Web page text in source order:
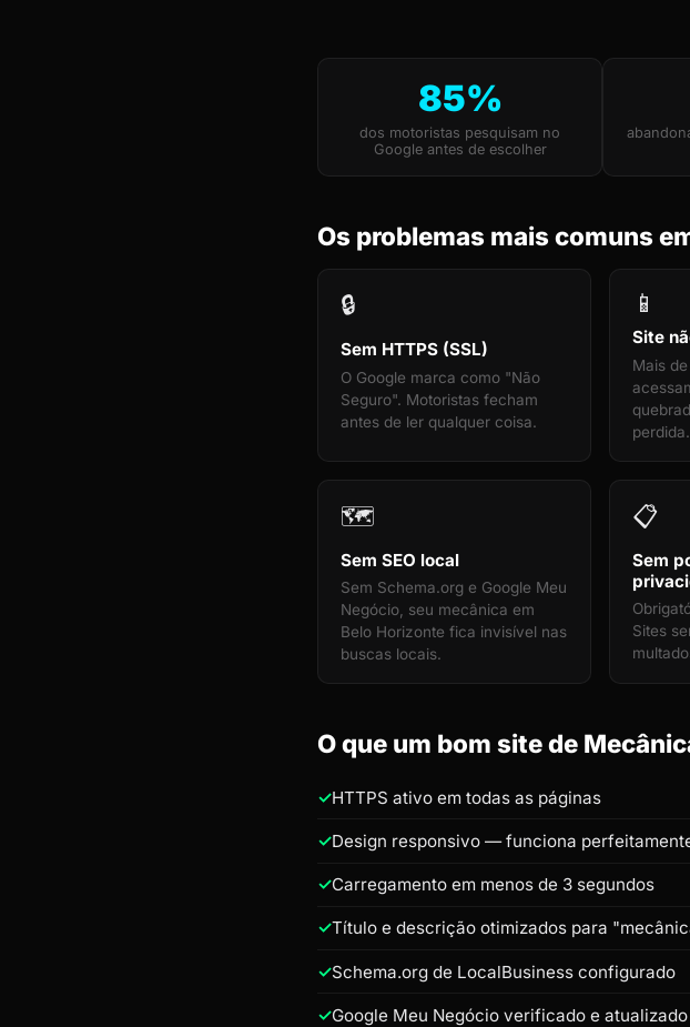
85%
dos motoristas pesquisam no
Google antes de escolher
Os problemas mais comuns
🔒
Sem HTTPS (SSL)
O Google marca como "Não
Seguro". Motoristas fecham
antes de ler qualquer coisa.
📱
Site
Mais
perdida.
🗺️
Sem SEO local
Sem Schema.org e Google Meu
Negócio, seu mecânica em
Belo Horizonte fica invisível nas
buscas locais.
📋
Sem
Sites
O que um bom site de
HTTPS ativo em todas as páginas
Design responsivo — funciona
Carregamento em menos de 3 segundos
Título e descrição otimizados para
Schema.org de LocalBusiness configurado
Google Meu Negócio verificado e atualizado